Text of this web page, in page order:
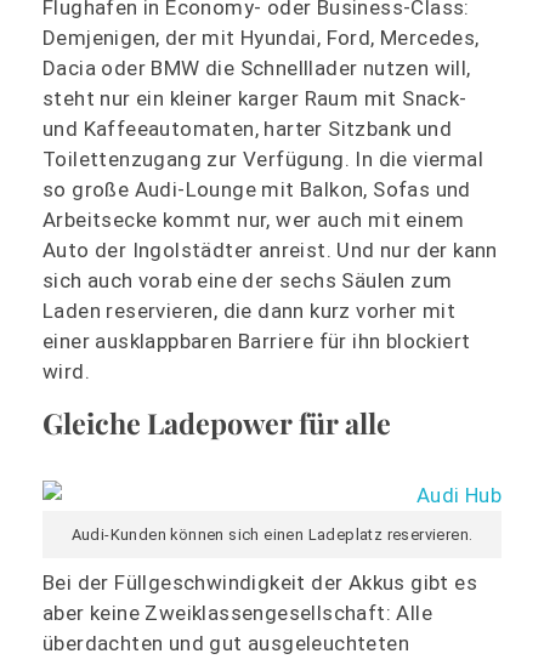
Flughafen in Economy- oder Business-Class:
Demjenigen, der mit Hyundai, Ford, Mercedes,
Dacia oder BMW die Schnelllader nutzen will,
steht nur ein kleiner karger Raum mit Snack-
und Kaffeeautomaten, harter Sitzbank und
Toilettenzugang zur Verfügung. In die viermal
so große Audi-Lounge mit Balkon, Sofas und
Arbeitsecke kommt nur, wer auch mit einem
Auto der Ingolstädter anreist. Und nur der kann
sich auch vorab eine der sechs Säulen zum
Laden reservieren, die dann kurz vorher mit
einer ausklappbaren Barriere für ihn blockiert
wird.
Gleiche Ladepower für alle
Audi-Kunden können sich einen Ladeplatz reservieren.
Bei der Füllgeschwindigkeit der Akkus gibt es
aber keine Zweiklassengesellschaft: Alle
überdachten und gut ausgeleuchteten